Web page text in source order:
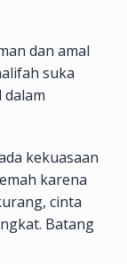
dan amal
suka
kekuasaan
karena
cinta
Batang